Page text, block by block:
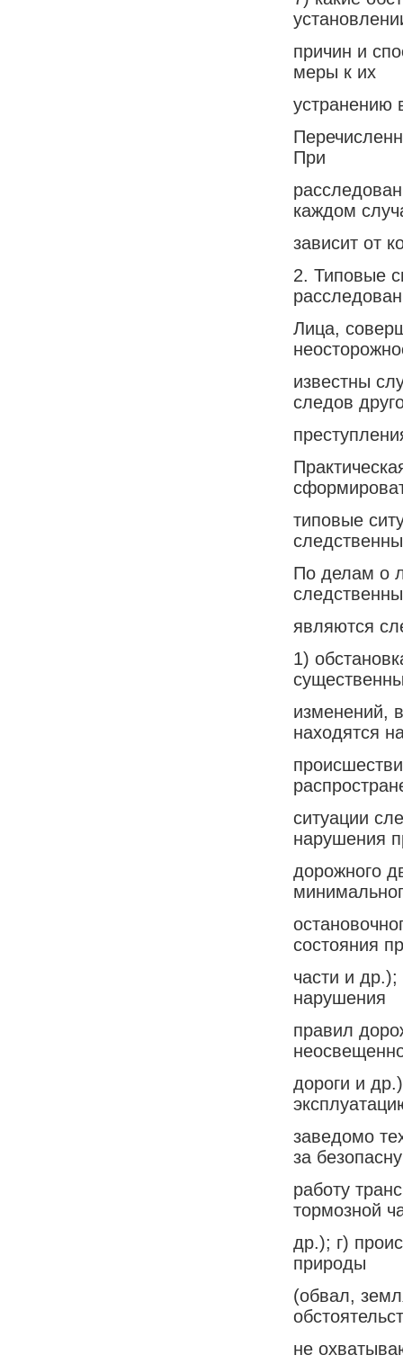
причин и
меры к их
устранению
При
каждом
зависит от
2. Типовые
Лица,
известны
следов
типовые
По делам о
являются
1)
изменений,
находятся
ситуации
нарушения
дорожного
состояния
части и др.);
нарушения
правил
дороги и
заведомо
за
работу
тормозной
др.); г)
природы
(обвал,
не